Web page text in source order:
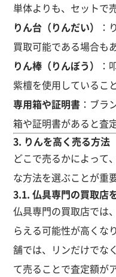
単体よりも、セットで
りん台（りんだい）
：
買取可能である場合も
りん棒（りんぼう）
：
紫檀を使用しているこ
専用箱や証明書 ：ブラ
箱や証明書があると査
3. りんを高く売る方法
どこで売るかによって
な方法を選ぶことが重
3.1. 仏具専門の買取店
仏具専門の買取店では
らえる可能性が高くな
舗では、リンだけでな
て売ることで査定額が